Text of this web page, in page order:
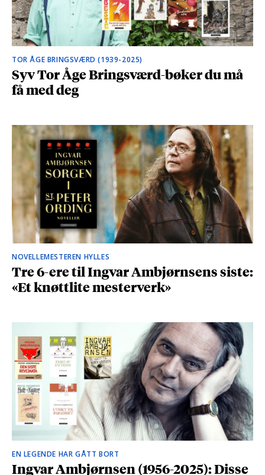
TOR ÅGE BRINGSVÆRD (1939-2025)
Syv Tor Åge Bringsværd-bøker du må
få med deg
NOVELLEMESTEREN HYLLES
Tre 6-ere til Ingvar Ambjørnsens siste:
«Et knøttlite mesterverk»
EN LEGENDE HAR GÅTT BORT
Ingvar Ambjørnsen (1956-2025): Disse